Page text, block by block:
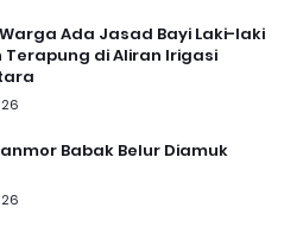
Ada Jasad Bayi Laki-laki
Terapung di Aliran Irigasi
Babak Belur Diamuk